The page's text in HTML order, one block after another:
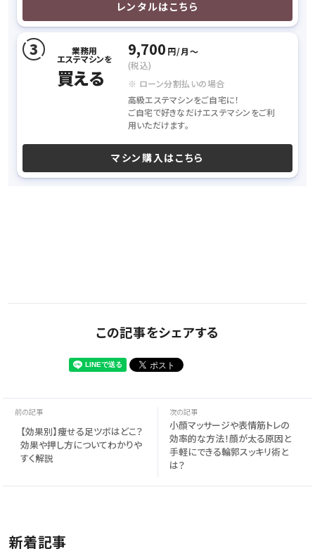
レンタルはこちら
業務用
エステマシンを
買える
9,700 円/月〜
(税込)
※ ローン分割払いの場合
高級エステマシンをご自宅に！
ご自宅で好きなだけエステマシンをご利
用いただけます。
マシン購入はこちら
この記事をシェアする
【効果別】痩せる足ツボはどこ？
効果や押し方についてわかりや
すく解説
小顔マッサージや表情筋トレの
効率的な方法！顔が太る原因と
手軽にできる輪郭スッキリ術と
は？
新着記事